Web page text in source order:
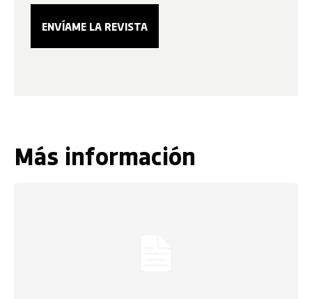
Más información